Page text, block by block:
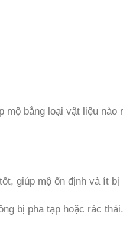
mộ bằng loại vật liệu
giúp mộ ổn định và ít bị
bị pha tạp hoặc rác thải.